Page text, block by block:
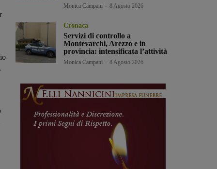
Monica Campani 8 Agosto 2026
Cronaca
Servizi di controllo a
Montevarchi, Arezzo e in
provincia: intensificata l’attività
Monica Campani 8 Agosto 2026